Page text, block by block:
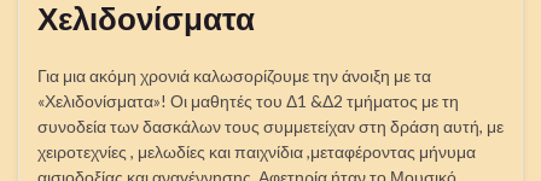
Χελιδονίσματα
Για μια ακόμη χρονιά καλωσορίζουμε την άνοιξη με τα
«Χελιδονίσματα»! Οι μαθητές του Δ1 &Δ2 τμήματος με τη
συνοδεία των δασκάλων τους συμμετείχαν στη δράση αυτή, με
χειροτεχνίες , μελωδίες και παιχνίδια ,μεταφέροντας μήνυμα